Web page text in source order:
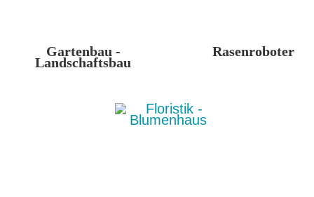
Gartenbau -
Landschaftsbau
Rasenroboter